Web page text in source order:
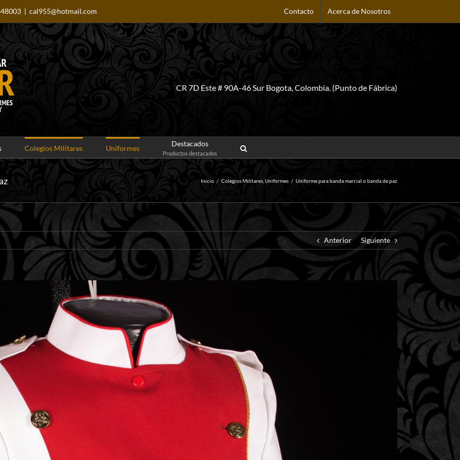
| cal955@hotmail.com Contacto Acerca de Nosotros
CR 7D Este # 90A-46 Sur Bogota, Colombia. (Punto de Fábrica)
Colegios Militares Uniformes
Destacados
Productos destacados
Inicio / Colegios Militares Uniformes / Uniforme para banda marcial o banda de paz
Anterior Siguiente